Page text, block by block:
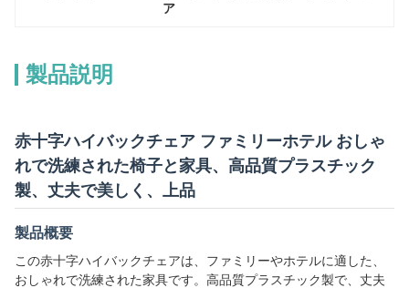
ア
製品説明
赤十字ハイバックチェア ファミリーホテル おしゃ
れで洗練された椅子と家具、高品質プラスチック
製、丈夫で美しく、上品
製品概要
この赤十字ハイバックチェアは、ファミリーやホテルに適した、
おしゃれで洗練された家具です。高品質プラスチック製で、丈夫